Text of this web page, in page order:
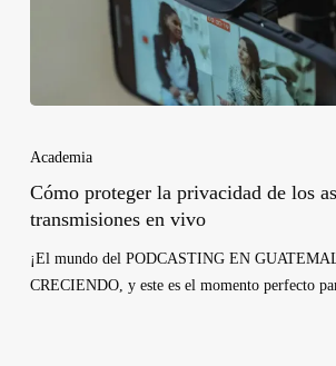
Academia
Cómo proteger la privacidad de los
transmisiones en vivo
¡El mundo del PODCASTING EN
CRECIENDO, y este es el momento perfecto